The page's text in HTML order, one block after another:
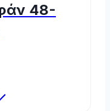
be
48-